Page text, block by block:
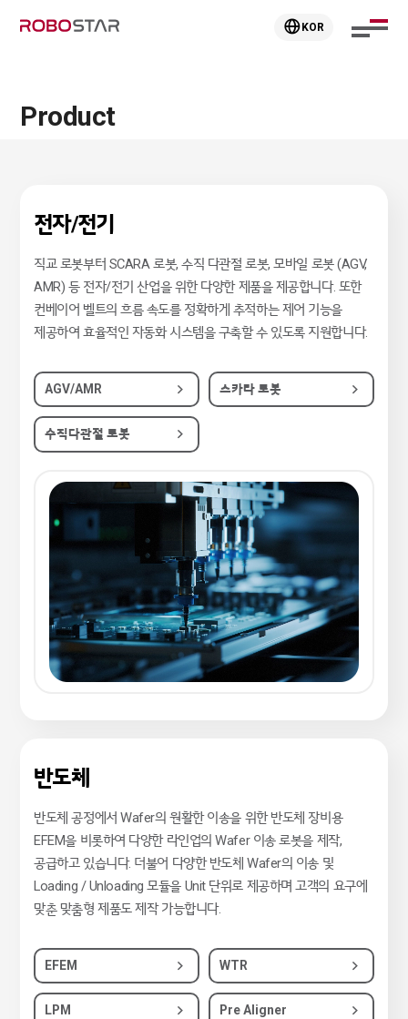
KOR
Product
전자/전기
직교 로봇부터 SCARA 로봇, 수직 다관절 로봇, 모바일 로봇 (AGV,
AMR) 등 전자/전기 산업을 위한 다양한 제품을 제공합니다. 또한
컨베이어 벨트의 흐름 속도를 정확하게 추적하는 제어 기능을
제공하여 효율적인 자동화 시스템을 구축할 수 있도록 지원합니다.
AGV/AMR 스카라 로봇
수직다관절 로봇
반도체
반도체 공정에서 Wafer의 원활한 이송을 위한 반도체 장비용
EFEM을 비롯하여 다양한 라인업의 Wafer 이송 로봇을 제작,
공급하고 있습니다. 더불어 다양한 반도체 Wafer의 이송 및
Loading / Unloading 모듈을 Unit 단위로 제공하며 고객의 요구에
맞춘 맞춤형 제품도 제작 가능합니다.
EFEM WTR
LPM Pre Aligner